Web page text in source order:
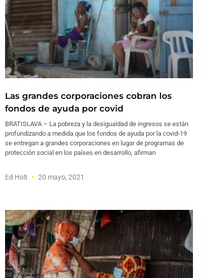
Las grandes corporaciones cobran los
fondos de ayuda por covid
BRATISLAVA – La pobreza y la desigualdad de ingresos se están
profundizando a medida que los fondos de ayuda por la covid-19
se entregan a grandes corporaciones en lugar de programas de
protección social en los países en desarrollo, afirman
Ed Holt 20 mayo, 2021